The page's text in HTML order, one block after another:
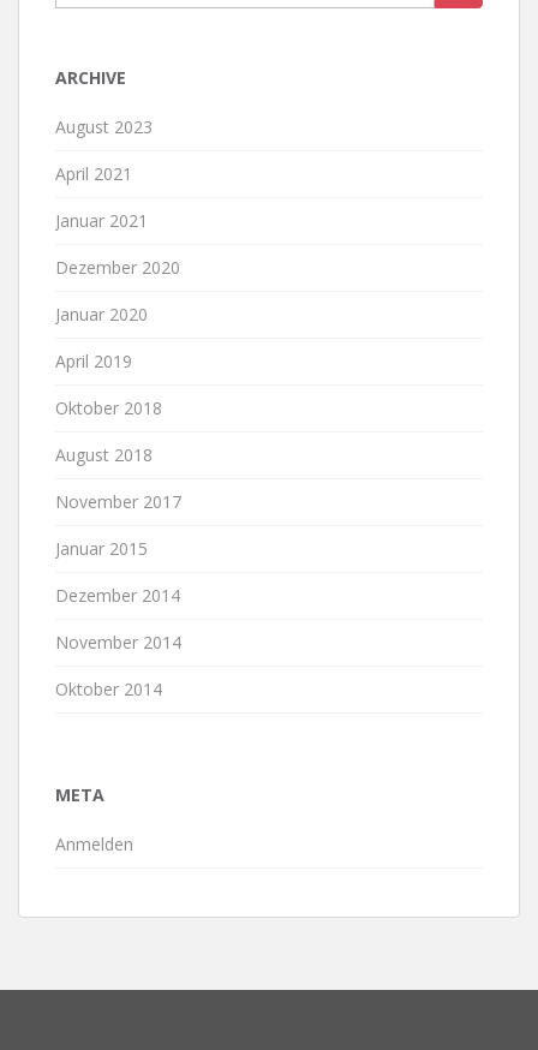
nach:
ARCHIVE
August 2023
April 2021
Januar 2021
Dezember 2020
Januar 2020
April 2019
Oktober 2018
August 2018
November 2017
Januar 2015
Dezember 2014
November 2014
Oktober 2014
META
Anmelden